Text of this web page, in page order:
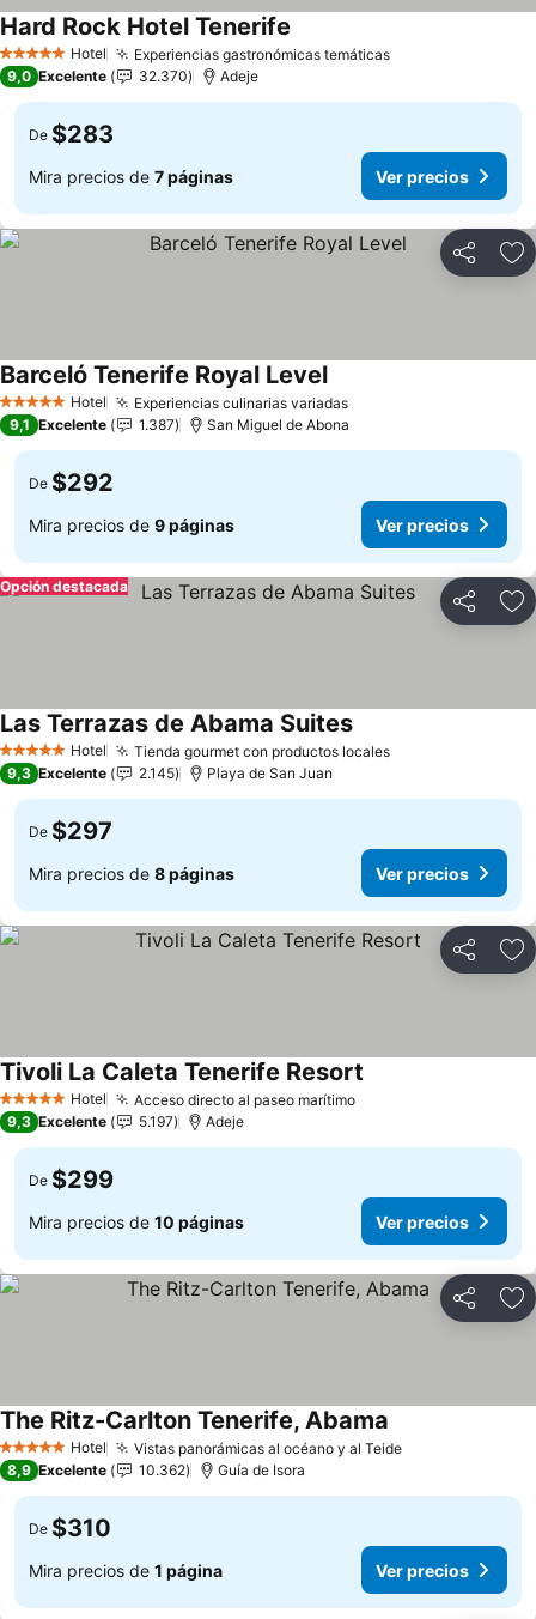
5 Estrellas Hotel Experiencias gastronómicas temáticasVer precios
Hard Rock Hotel Tenerife
9,0 Excelente 32.370 Adeje
De $283
Mira precios de 7 páginas Ver precios
Compartir
5 Estrellas Hotel Experiencias culinarias variadasVer precios
Barceló Tenerife Royal LevelVer precios
9,1 Excelente 1.387 San Miguel de Abona
De $292
Mira precios de 9 páginas Ver precios
Compartir
Opción destacada
5 Estrellas Hotel Tienda gourmet con productos localesVer precios
Las Terrazas de Abama SuitesVer precios
9,3 Excelente 2.145 Playa de San Juan
De $297
Mira precios de 8 páginas Ver precios
Compartir
5 Estrellas Hotel Acceso directo al paseo marítimoVer precios
Tivoli La Caleta Tenerife Resort
9,3 Excelente 5.197 Adeje
De $299
Mira precios de 10 páginas Ver precios
Compartir
5 Estrellas Hotel Vistas panorámicas al océano y al TeideVer precios
The Ritz-Carlton Tenerife, Abama
8,9 Excelente 10.362 Guía de Isora
De $310
Mira precios de 1 página Ver precios